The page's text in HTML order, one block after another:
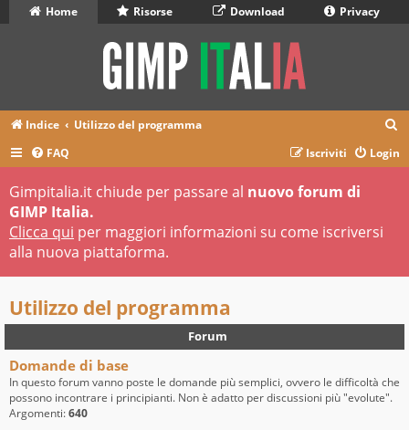
Home Risorse Download Privacy
Indice Utilizzo del programma
r
FAQ Login
Iscriviti
Gimpitalia.it chiude per passare al nuovo forum di
GIMP Italia.
Clicca qui per maggiori informazioni su come iscriversi
alla nuova piattaforma.
Utilizzo del programma
Forum
Domande di base
In questo forum vanno poste le domande più semplici, ovvero le difficoltà che
possono incontrare i principianti. Non è adatto per discussioni più "evolute".
Argomenti:640